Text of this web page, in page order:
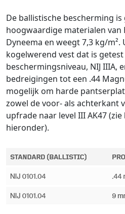
De ballistische bescherming is
hoogwaardige materialen van
Dyneema en weegt 7,3 kg/m².
kogelwerend vest dat is
beschermingsniveau, NIJ IIIA,
bedreigingen tot een .44
mogelijk om harde
zowel de voor- als achterkant
upfrade naar level III AK47
hieronder).